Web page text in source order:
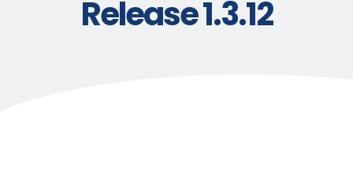
Release 1.3.12